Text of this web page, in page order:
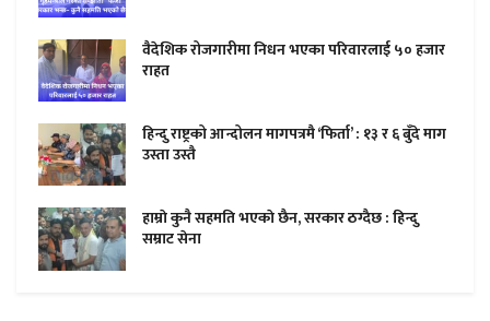
वैदेशिक रोजगारीमा निधन भएका परिवारलाई ५० हजार
राहत
हिन्दु राष्ट्रको आन्दोलन मागपत्रमै ‘फिर्ता’ : १३ र ६ बुँदे माग
उस्ता उस्तै
हाम्राे कुनै सहमति भएकाे छैन, सरकार ठग्दैछ : हिन्दु
सम्राट सेना